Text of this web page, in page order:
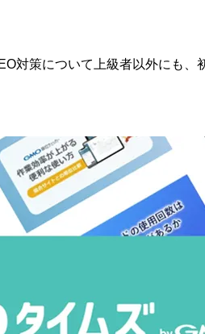
対策について上級者以外にも